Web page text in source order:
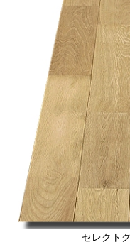
セレクト